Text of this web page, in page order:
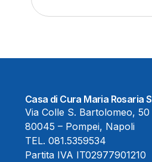
Casa di Cura Maria Rosaria
Via Colle S. Bartolomeo, 50
80045 – Pompei, Napoli
TEL. 081.5359534
Partita IVA IT02977901210